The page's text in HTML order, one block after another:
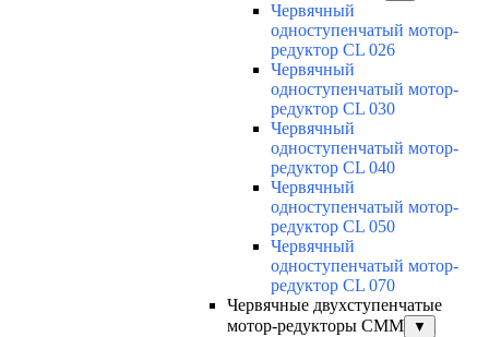
Червячный
одноступенчатый мотор-
редуктор CL 026
Червячный
одноступенчатый мотор-
редуктор CL 030
Червячный
одноступенчатый мотор-
редуктор CL 040
Червячный
одноступенчатый мотор-
редуктор CL 050
Червячный
одноступенчатый мотор-
редуктор CL 070
Червячные двухступенчатые
мотор-редукторы CMM
▼